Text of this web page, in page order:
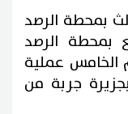
بمحطة الرصد
بمحطة الرصد
الخامس عملية
جربة من